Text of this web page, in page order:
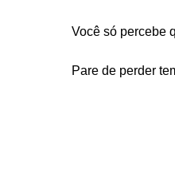
Você só percebe
Pare de perder